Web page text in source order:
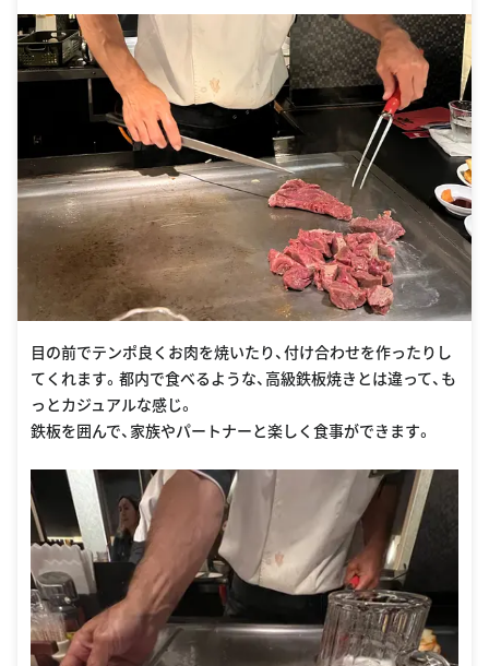
目の前でテンポ良くお肉を焼いたり、付け合わせを作ったりし
てくれます。都内で食べるような、高級鉄板焼きとは違って、も
っとカジュアルな感じ。
鉄板を囲んで、家族やパートナーと楽しく食事ができます。